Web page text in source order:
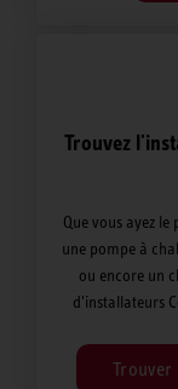
Trouvez
Que vous ayez
une pompe à
ou encore un
d'installateurs
Trouver